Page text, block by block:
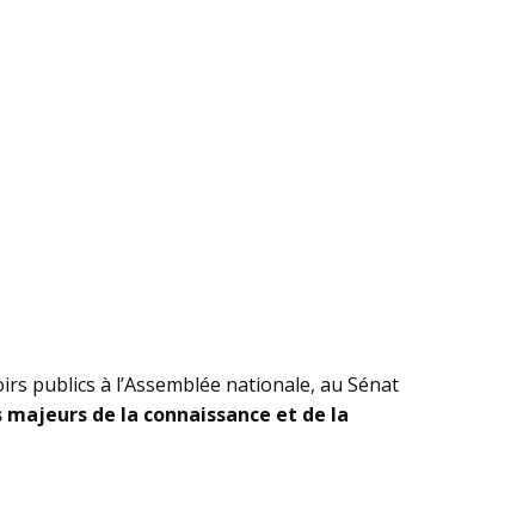
publics à l’Assemblée nationale, au Sénat
majeurs de la connaissance et de la